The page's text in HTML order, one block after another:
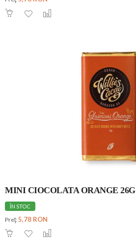
MINI CIOCOLATA ORANGE 26G
ÎN STOC
Preţ:5,78 RON